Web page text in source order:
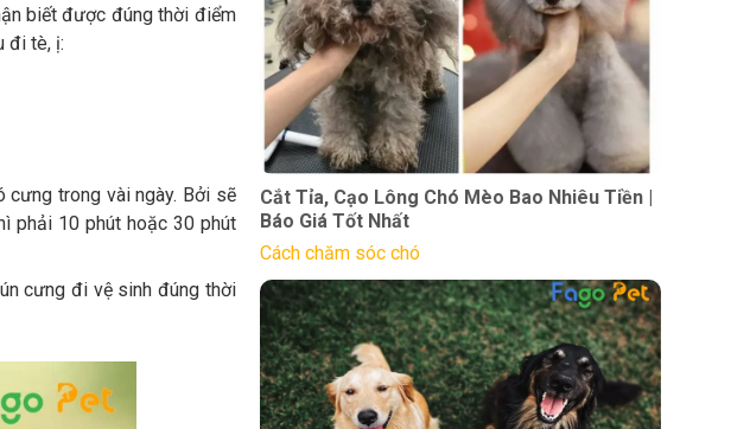
biết được đúng thời điểm
đi tè, ị:
cưng trong vài ngày. Bởi sẽ
phải 10 phút hoặc 30 phút
cưng đi vệ sinh đúng thời
Cắt Tỉa, Cạo Lông Chó Mèo Bao Nhiêu Tiền |
Báo Giá Tốt Nhất
Cách chăm sóc chó